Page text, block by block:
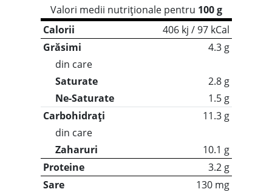
Valori medii nutriționale pentru 100 g
Calorii
406 kj / 97 kCal
Grăsimi
4.3 g
din care
Saturate
2.8 g
Ne-Saturate
1.5 g
Carbohidrați
11.3 g
din care
Zaharuri
10.1 g
Proteine
3.2 g
Sare
130 mg